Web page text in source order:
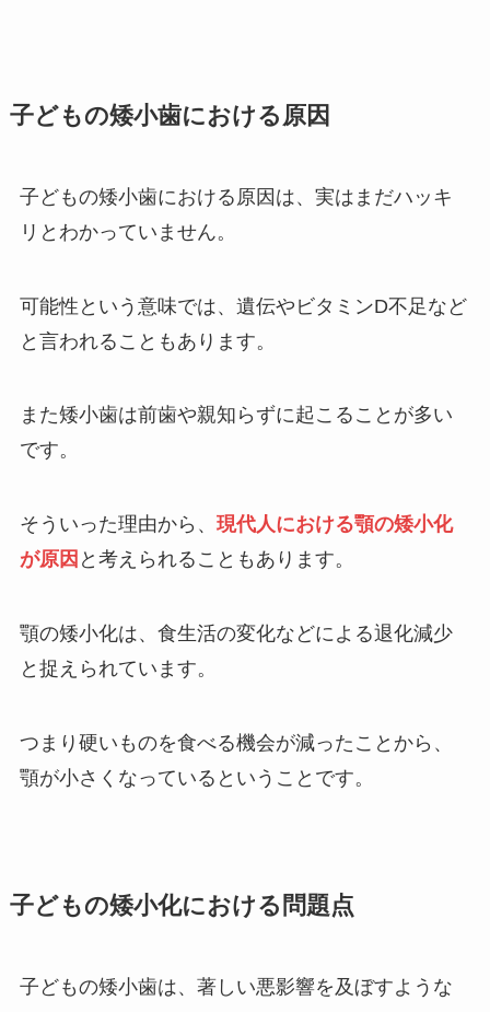
子どもの矮小歯における原因
子どもの矮小歯における原因は、実はまだハッキ
リとわかっていません。
可能性という意味では、遺伝やビタミンD不足など
と言われることもあります。
また矮小歯は前歯や親知らずに起こることが多い
です。
そういった理由から、 現代人における顎の矮小化
が原因 と考えられることもあります。
顎の矮小化は、食生活の変化などによる退化減少
と捉えられています。
つまり硬いものを食べる機会が減ったことから、
顎が小さくなっているということです。
子どもの矮小化における問題点
子どもの矮小歯は、著しい悪影響を及ぼすような